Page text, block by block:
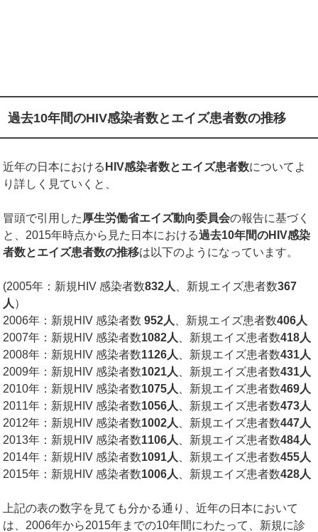
過去10年間のHIV感染者数とエイズ患者数の推移
近年の日本における HIV感染者数とエイズ患者数についてよ
り詳しく見ていくと、
冒頭で引用した 厚生労働省エイズ動向委員会の報告に基づく
と、2015年時点から見た日本における過去10年間のHIV感染
者数とエイズ患者数の推移は以下のようになっています。
(2005年：新規HIV 感染者数832人 、新規エイズ患者数367
人 ）
2006年：新規HIV 感染者数952人 、新規エイズ患者数406人
2007年：新規HIV 感染者数1082人 、新規エイズ患者数418人
2008年：新規HIV 感染者数1126人 、新規エイズ患者数431人
2009年：新規HIV 感染者数1021人 、新規エイズ患者数431人
2010年：新規HIV 感染者数1075人 、新規エイズ患者数469人
2011年：新規HIV 感染者数1056人 、新規エイズ患者数473人
2012年：新規HIV 感染者数1002人 、新規エイズ患者数447人
2013年：新規HIV 感染者数1106人 、新規エイズ患者数484人
2014年：新規HIV 感染者数1091人 、新規エイズ患者数455人
2015年：新規HIV 感染者数1006人 、新規エイズ患者数428人
上記の表の数字を見ても分かる通り、近年の日本において
は、2006年から2015年までの10年間にわたって、新規に診